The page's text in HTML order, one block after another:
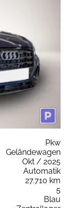
Pkw
Geländewagen
Okt / 2025
Automatik
27.710 km
5
Blau